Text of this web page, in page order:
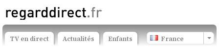
TV en direct Actualités Enfants France